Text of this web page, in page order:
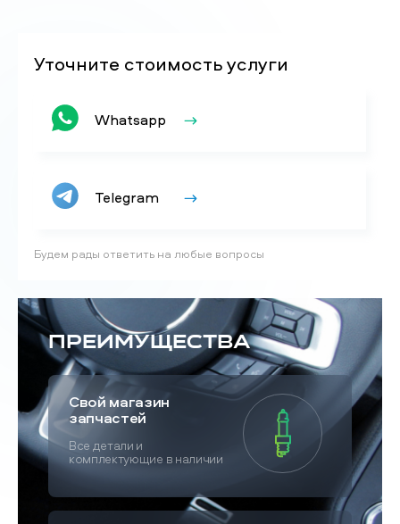
Уточните стоимость услуги
Whatsapp
Telegram
Будем рады ответить на любые вопросы
Преимущества
Свой магазин
запчастей
Все детали и
комплектующие в наличии